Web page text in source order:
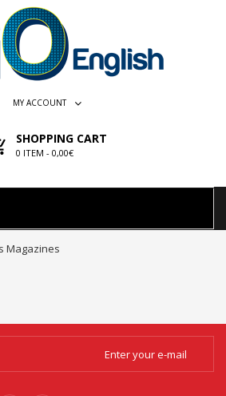
MY ACCOUNT
SHOPPING CART
0 ITEM - 0,00€
Magazines